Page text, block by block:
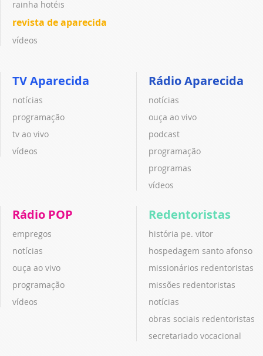
rainha hotéis
revista de aparecida
vídeos
TV Aparecida
notícias
programação
tv ao vivo
vídeos
Rádio Aparecida
notícias
ouça ao vivo
podcast
programação
programas
vídeos
Rádio POP
empregos
notícias
ouça ao vivo
programação
vídeos
Redentoristas
história pe. vitor
hospedagem santo afonso
missionários redentoristas
missões redentoristas
notícias
obras sociais redentoristas
secretariado vocacional